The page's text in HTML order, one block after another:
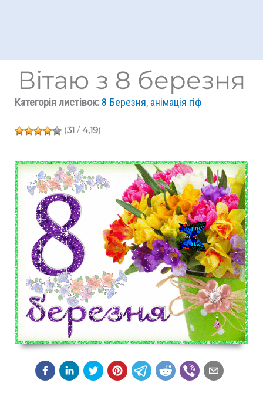
Вітаю з 8 березня
Категорія листівок: 8 Березня, анімація гіф
(31 / 4,19)